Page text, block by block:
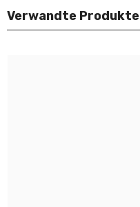
Verwandte Produkte